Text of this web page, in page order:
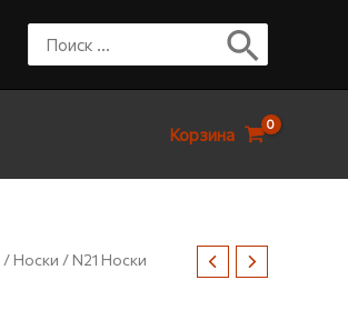
Корзина
/Носки / N21 Носки